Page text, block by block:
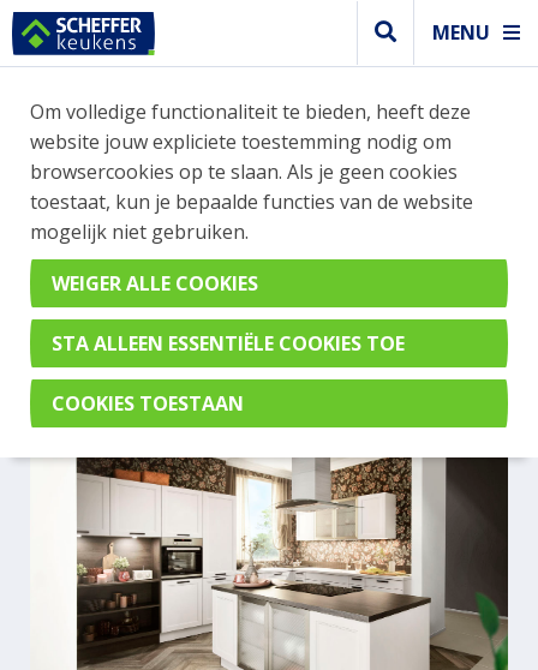
MENU
Modern keuken
MODERNE LICHTE KEUKEN
MET OPEN KAST EN GLAZEN
KAST GECOMBINEERD MET
EEN DRUKKE WAND
Ravenna Satijn
Om volledige functionaliteit te bieden, heeft deze
website jouw expliciete toestemming nodig om
browsercookies op te slaan. Als je geen cookies
toestaat, kun je bepaalde functies van de website
mogelijk niet gebruiken.